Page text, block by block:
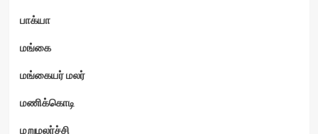
பாக்யா
மங்கை
மங்கையர் மலர்
மணிக்கொடி
மறுமலர்ச்சி